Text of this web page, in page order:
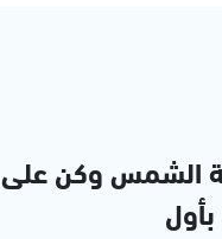
الشمس وكن على
بأول